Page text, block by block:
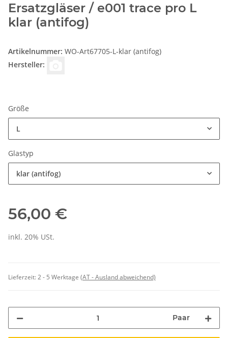
Ersatzgläser / e001 trace pro L
klar (antifog)
Artikelnummer: WO-Art67705-L-klar (antifog)
Hersteller:
Größe
L
Glastyp
klar (antifog)
56,00 €
inkl. 20% USt.
Lieferzeit:2 - 5 Werktage (AT - Ausland abweichend)
Paar